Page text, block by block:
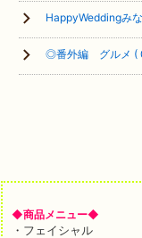
HappyWeddingみ
◎番外編 グルメ (
◆商品メニュー◆
・フェイシャル